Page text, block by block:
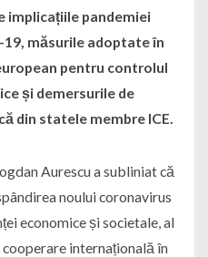
implicațiile pandemiei
măsurile adoptate în
pentru controlul
și demersurile de
din statele membre ICE.
Aurescu a subliniat că
noului coronavirus
economice și societale, al
internațională în